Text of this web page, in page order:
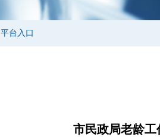
平台入口
市民政局老龄